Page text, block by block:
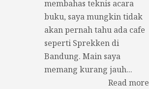
membahas teknis acara
buku, saya mungkin tidak
akan pernah tahu ada cafe
seperti Sprekken di
Bandung. Main saya
memang kurang jauh...
Read more